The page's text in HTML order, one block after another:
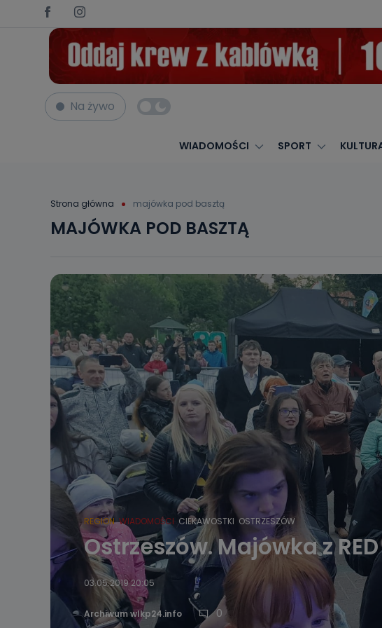
Na żywo
WIADOMOŚCI SPORT
Strona główna majówka pod basztą
MAJÓWKA POD BASZTĄ
REGION WIADOMOŚCI CIEKAWOSTKI OSTRZESZÓW
Ostrzeszów. Majówka z
03.05.2019 20:05
Archiwum wlkp24.info 0